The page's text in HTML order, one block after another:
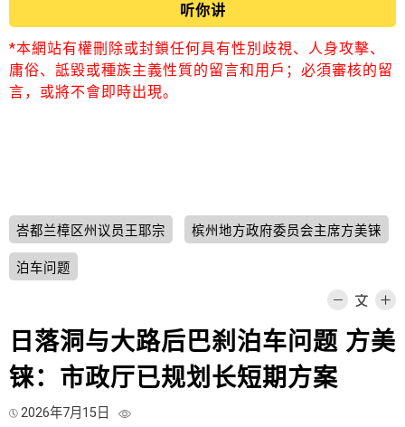
听你讲
*本網站有權刪除或封鎖任何具有性別歧視、人身攻擊、
庸俗、詆毀或種族主義性質的留言和用戶；必須審核的留
言，或將不會即時出現。
峇都兰樟区州议员王耶宗 槟州地方政府委员会主席方美铼
泊车问题
日落洞与大路后巴刹泊车问题 方美
铼：市政厅已规划长短期方案
2026年7月15日